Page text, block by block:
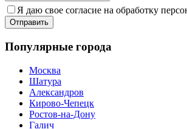
Я даю свое согласие на обработку
Популярные города
Москва
Шатура
Александров
Кирово-Чепецк
Ростов-на-Дону
Галич